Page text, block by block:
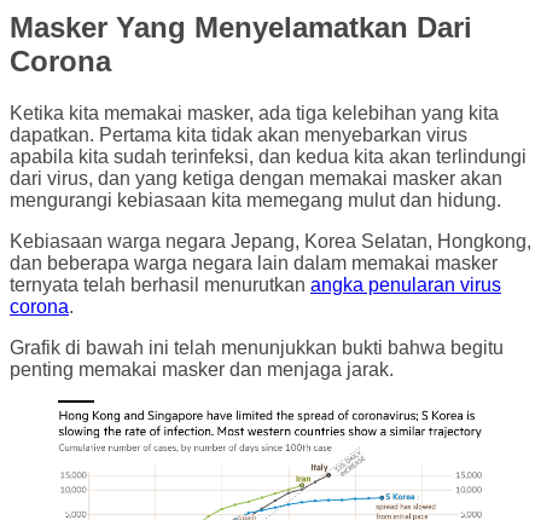
Masker Yang Menyelamatkan Dari
Corona
Ketika kita memakai masker, ada tiga kelebihan yang kita
dapatkan. Pertama kita tidak akan menyebarkan virus
apabila kita sudah terinfeksi, dan kedua kita akan terlindungi
dari virus, dan yang ketiga dengan memakai masker akan
mengurangi kebiasaan kita memegang mulut dan hidung.
Kebiasaan warga negara Jepang, Korea Selatan, Hongkong,
dan beberapa warga negara lain dalam memakai masker
ternyata telah berhasil menurutkan angka penularan virus
corona.
Grafik di bawah ini telah menunjukkan bukti bahwa begitu
penting memakai masker dan menjaga jarak.